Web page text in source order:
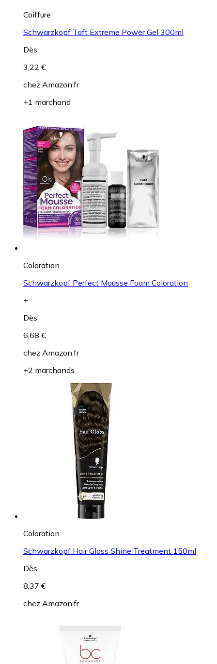
Coiffure
Schwarzkopf Taft Extreme Power Gel 300ml
Dès
3,22 €
chez Amazon.fr
+1 marchand
Coloration
Schwarzkopf Perfect Mousse Foam Coloration
+
Dès
6,68 €
chez Amazon.fr
+2 marchands
Coloration
Schwarzkopf Hair Gloss Shine Treatment 150ml
Dès
8,37 €
chez Amazon.fr